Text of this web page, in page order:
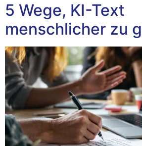
5 Wege, KI-Text
menschlicher zu